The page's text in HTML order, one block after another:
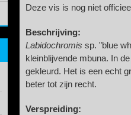
Deze vis is nog niet
Beschrijving:
Labidochromis sp. "blue
kleinblijvende mbuna. In
gekleurd. Het is een echt
beter tot zijn recht.
Verspreiding: